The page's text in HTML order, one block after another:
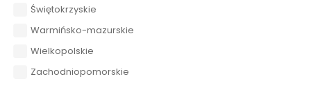
Świętokrzyskie
Warmińsko-mazurskie
Wielkopolskie
Zachodniopomorskie